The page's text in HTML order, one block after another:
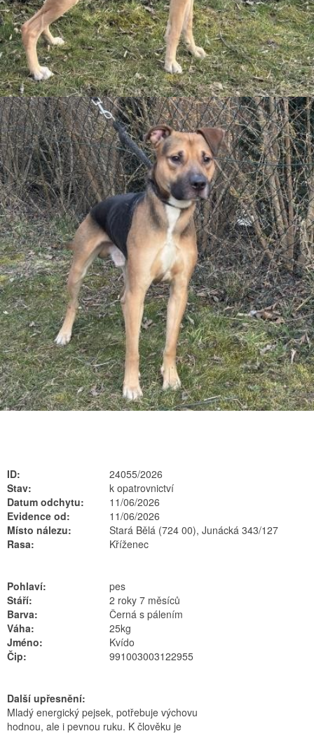
ID:
24055/2026
Stav:
k opatrovnictví
Datum odchytu:
11/06/2026
Evidence od:
11/06/2026
Místo nálezu:
Stará Bělá (724 00), Junácká 343/127
Rasa:
Kříženec
Pohlaví:
pes
Stáří:
2 roky 7 měsíců
Barva:
Černá s pálením
Váha:
25kg
Jméno:
Kvído
Čip:
991003003122955
Další upřesnění:
Mladý energický pejsek, potřebuje výchovu
hodnou, ale i pevnou ruku. K člověku je